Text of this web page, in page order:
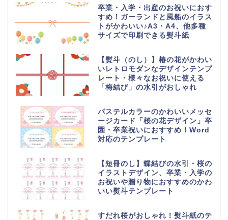
卒業・入学・出産のお祝いにおす
すめ！ガーランドと風船のイラス
トがかわいい♪A3・A4、他多種
サイズで印刷できる熨斗紙
【熨斗（のし）】椿の花がかわい
いレトロモダンなデザインテンプ
レート・様々なお祝いに使える
「梅結び」の水引がおしゃれ
パステルカラーのかわいいメッセ
ージカード「桜の花デザイン」卒
園・卒業祝いにおすすめ！Word
対応のテンプレート
【短冊のし】蝶結びの水引・桜の
イラストデザイン、卒業・入学の
お祝いや贈り物におすすめのかわ
いい熨斗テンプレート
すだれ桜がおしゃれ！熨斗紙のテ